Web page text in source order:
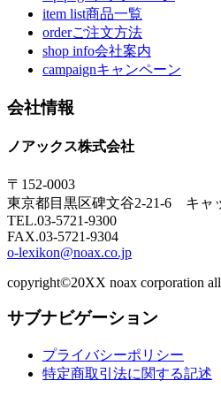
item list商品一覧
orderご注文方法
shop info会社案内
campaignキャンペーン
会社情報
ノアックス株式会社
〒152-0003
東京都目黒区碑文谷2-21-6 キャ
TEL.03-5721-9300
FAX.03-5721-9304
o-lexikon@noax.co.jp
copyright©20XX noax corporation all
サブナビゲーション
プライバシーポリシー
特定商取引法に関する記述